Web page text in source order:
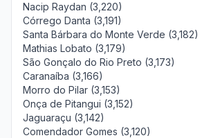
Nacip Raydan (3,220)
Córrego Danta (3,191)
Santa Bárbara do Monte Verde (3,182)
Mathias Lobato (3,179)
São Gonçalo do Rio Preto (3,173)
Caranaíba (3,166)
Morro do Pilar (3,153)
Onça de Pitangui (3,152)
Jaguaraçu (3,142)
Comendador Gomes (3,120)